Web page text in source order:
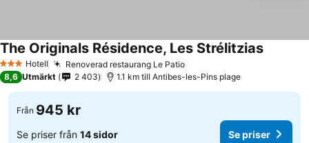
3 StjärnorHotell Renoverad restaurang Le Patio
The Originals Résidence, Les Strélitzias
8,6 Utmärkt 2 403 1.1 km till Antibes-les-Pins plage
Från 945 kr
Se priser från 14 sidor Se priser